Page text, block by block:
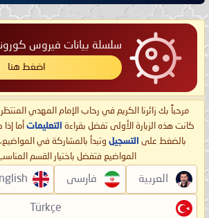
سلسلة بيانات فيروس
اضغط هنا
مرحباً بك زائرنا الكريم في رحاب الإمام المهدي
كانت هذه الزيارة الأولى تفضل بقراءة التعليمات أما
بالضغط على التسجيل وتبدأ بالمشاركة في
المواضيع فتفضل باختيار القسم
العربية فارسی
Türkçe